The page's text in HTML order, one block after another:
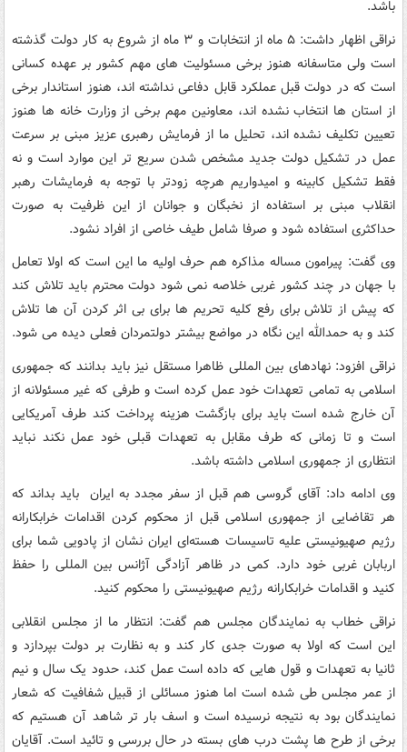
باشد.
نراقی اظهار داشت: ۵ ماه از انتخابات و ۳ ماه از شروع به کار دولت گذشته
است ولی متاسفانه هنوز برخی مسئولیت های مهم کشور بر عهده کسانی
است که در دولت قبل عملکرد قابل دفاعی نداشته اند، هنوز استاندار برخی
از استان ها انتخاب نشده اند، معاونین مهم برخی از وزارت خانه ها هنوز
تعیین تکلیف نشده اند، تحلیل ما از فرمایش رهبری عزیز مبنی بر سرعت
عمل در تشکیل دولت جدید مشخص شدن سریع تر این موارد است و نه
فقط تشکیل کابینه و امیدواریم هرچه زودتر با توجه به فرمایشات رهبر
انقلاب مبنی بر استفاده از نخبگان و جوانان از این ظرفیت به صورت
حداکثری استفاده شود و صرفا شامل طیف خاصی از افراد نشود.
وی گفت: پیرامون مساله مذاکره هم حرف اولیه ما این است که اولا تعامل
با جهان در چند کشور غربی خلاصه نمی شود دولت محترم باید تلاش کند
که پیش از تلاش برای رفع کلیه تحریم ها برای بی اثر کردن آن ها تلاش
کند و به حمدالله این نگاه در مواضع بیشتر دولتمردان فعلی دیده می شود.
نراقی افزود: نهادهای بین المللی ظاهرا مستقل نیز باید بدانند که جمهوری
اسلامی به تمامی تعهدات خود عمل کرده است و طرفی که غیر مسئولانه از
آن خارج شده است باید برای بازگشت هزینه پرداخت کند طرف آمریکایی
است و تا زمانی که طرف مقابل به تعهدات قبلی خود عمل نکند نباید
انتظاری از جمهوری اسلامی داشته باشد.
وی ادامه داد: آقای گروسی هم قبل از سفر مجدد به ایران باید بداند که
هر تقاضایی از جمهوری اسلامی قبل از محکوم کردن اقدامات خرابکارانه‌
رژیم صهیونیستی علیه تاسیسات هسته‌ای ایران نشان از پادویی شما برای
اربابان غربی خود دارد. کمی در ظاهر آزادگی آژانس بین المللی را حفظ
کنید و اقدامات خرابکارانه‌ رژیم صهیونیستی را محکوم کنید.
نراقی خطاب به نمایندگان مجلس هم گفت: انتظار ما از مجلس انقلابی
این است که اولا به صورت جدی کار کند و به نظارت بر دولت بپردازد و
ثانیا به تعهدات و قول هایی که داده است عمل کند، حدود یک سال و نیم
از عمر مجلس طی شده است اما هنوز مسائلی از قبیل شفافیت که شعار
نمایندگان بود به نتیجه نرسیده است و اسف بار تر شاهد آن هستیم که
برخی از طرح ها پشت درب های بسته در حال بررسی و تائید است. آقایان